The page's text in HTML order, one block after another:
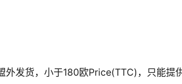
外发货，小于180欧Price(TTC)，只能提